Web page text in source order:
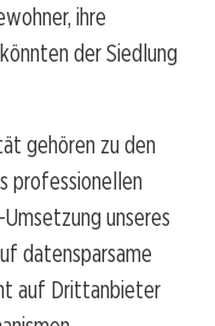
ihre
der Siedlung
gehören zu den
professionellen
unseres
datensparsame
auf Drittanbieter